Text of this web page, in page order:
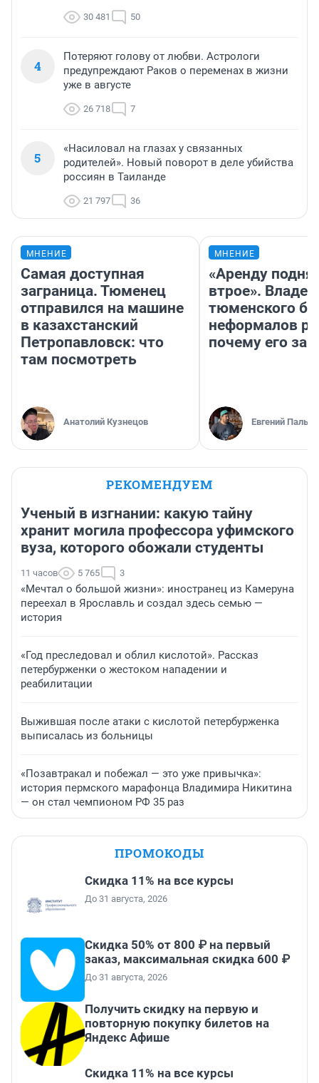
30 481 50
4
Потеряют голову от любви. Астрологи
предупреждают Раков о переменах в жизни
уже в августе
26 718 7
5
«Насиловал на глазах у связанных
родителей». Новый поворот в деле убийства
россиян в Таиланде
21 797 36
МНЕНИЕ
Самая доступная
заграница. Тюменец
отправился на машине
в казахстанский
Петропавловск: что
там посмотреть
Анатолий Кузнецов
МНЕНИЕ
«Аренду
втрое».
тюменского
неформалов
почему его
Евгений
РЕКОМЕНДУЕМ
Ученый в изгнании: какую тайну
хранит могила профессора уфимского
вуза, которого обожали студенты
11 часов 5 765 3
«Мечтал о большой жизни»: иностранец из Камеруна
переехал в Ярославль и создал здесь семью —
история
«Год преследовал и облил кислотой». Рассказ
петербурженки о жестоком нападении и
реабилитации
Выжившая после атаки с кислотой петербурженка
выписалась из больницы
«Позавтракал и побежал — это уже привычка»:
история пермского марафонца Владимира Никитина
— он стал чемпионом РФ 35 раз
ПРОМОКОДЫ
Скидка 11% на все курсы
До 31 августа, 2026
Скидка 50% от 800 ₽ на первый
заказ, максимальная скидка 600 ₽
До 31 августа, 2026
Получить скидку на первую и
повторную покупку билетов на
Яндекс Афише
Скидка 11% на все курсы